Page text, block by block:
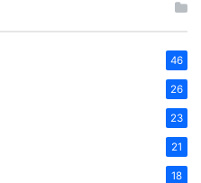
46
26
23
21
18